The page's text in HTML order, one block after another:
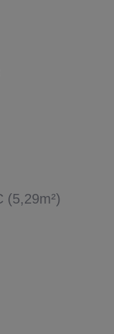
(5,29m²)